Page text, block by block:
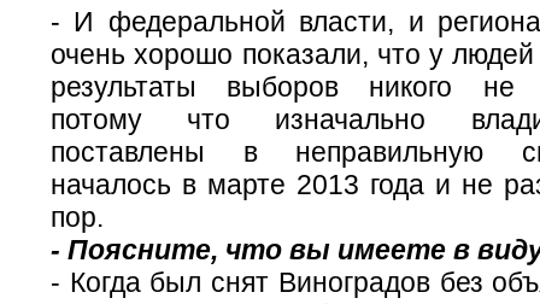
- И федеральной власти, и
очень хорошо показали, что у
результаты выборов никого не
потому что изначально
поставлены в неправильную
началось в марте 2013 года и не
пор.
- Поясните, что вы имеете в
- Когда был снят Виноградов без